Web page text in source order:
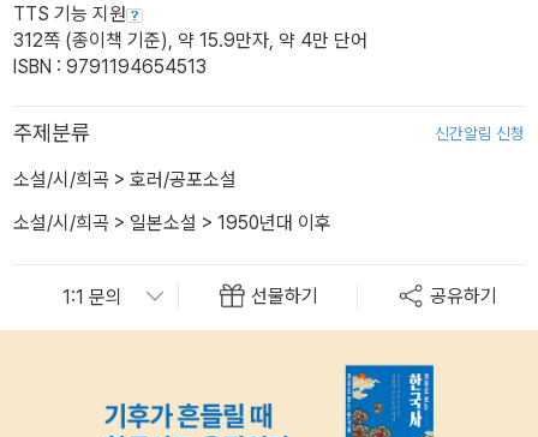
TTS 기능 지원
312쪽 (종이책 기준), 약 15.9만자, 약 4만 단어
ISBN : 9791194654513
주제분류 신간알림 신청
소설/시/희곡 > 호러/공포소설
소설/시/희곡 > 일본소설 > 1950년대 이후
선물하기 공유하기